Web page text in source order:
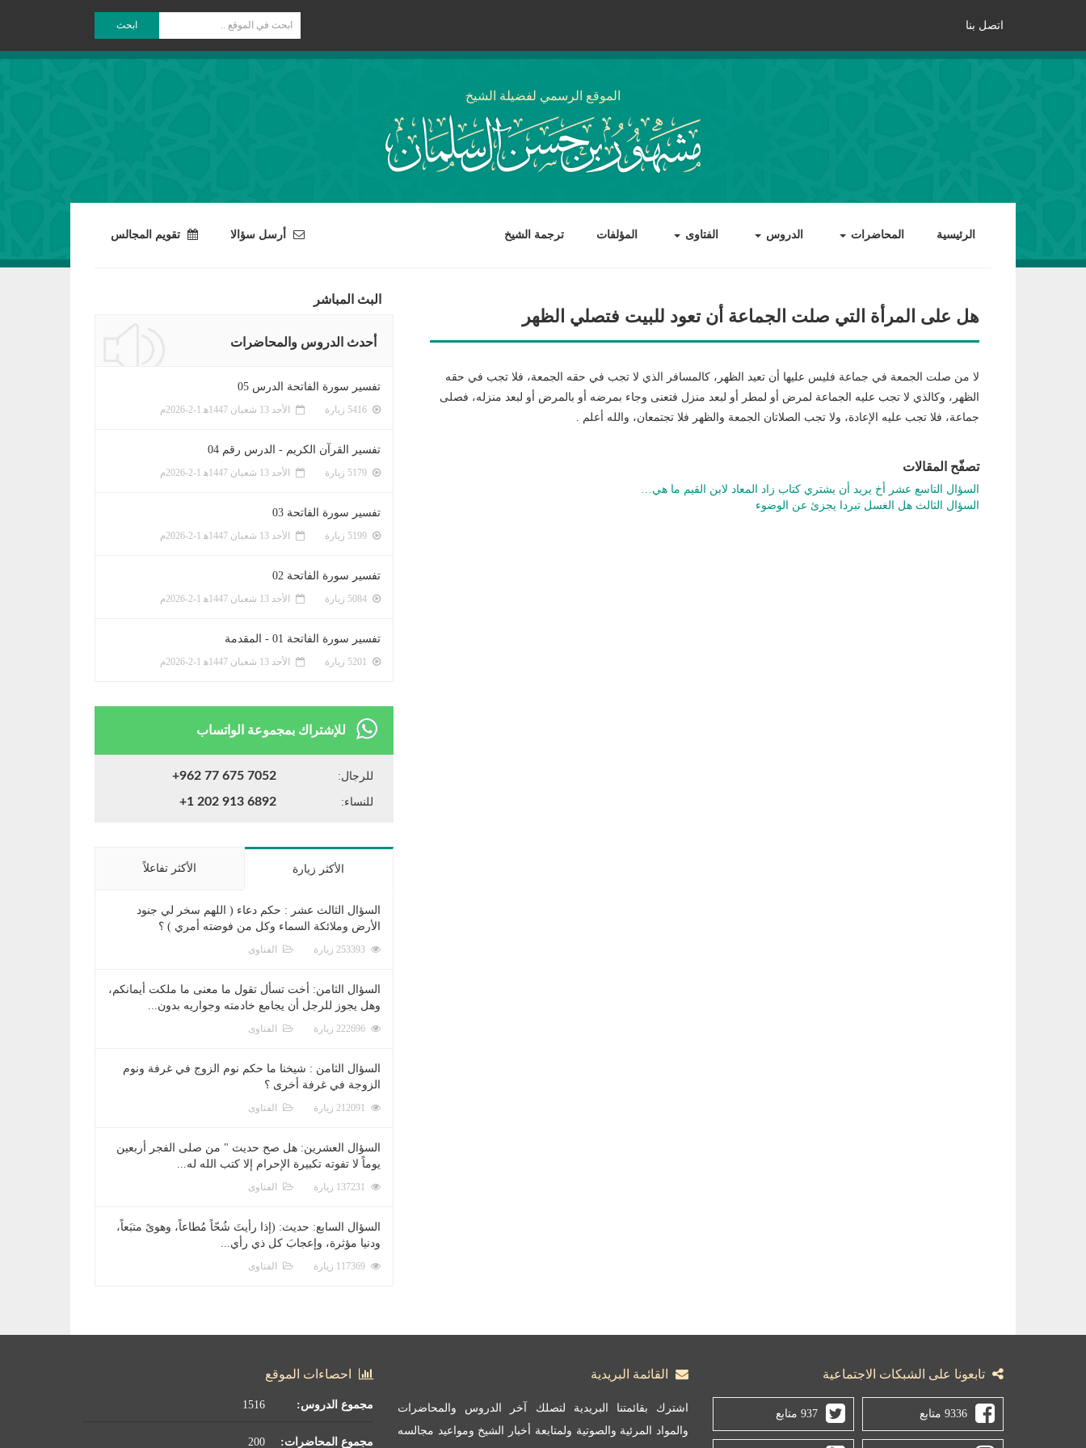
اتصل بنا ابحث
الموقع الرسمي لفضيلة الشيخ
الرئيسية المحاضرات الدروس الفتاوى المؤلفات ترجمة الشيخ أرسل سؤالا تقويم المجالس
هل على المرأة التي صلت الجماعة أن تعود للبيت فتصلي الظهر
لا من صلت الجمعة في جماعة فليس عليها أن تعيد الظهر، كالمسافر الذي لا تجب في حقه الجمعة، فلا تجب في حقه
الظهر، وكالذي لا تجب عليه الجماعة لمرض أو لمطر أو لبعد منزل فتعنى وجاء بمرضه أو بالمرض أو لبعد منزله، فصلى
جماعة، فلا تجب عليه الإعادة، ولا تجب الصلاتان الجمعة والظهر فلا تجتمعان، والله أعلم .
تصفّح المقالات
السؤال التاسع عشر أخ يريد أن يشتري كتاب زاد المعاد لابن القيم ما هي…
السؤال الثالث هل الغسل تبردا يجزئ عن الوضوء
البث المباشر
أحدث الدروس والمحاضرات
تفسير سورة الفاتحة الدرس 05
الأحد 13 شعبان 1447ﻫ 1-2-2026م
تفسير القرآن الكريم - الدرس رقم 04
الأحد 13 شعبان 1447ﻫ 1-2-2026م
تفسير سورة الفاتحة 03
الأحد 13 شعبان 1447ﻫ 1-2-2026م
تفسير سورة الفاتحة 02
الأحد 13 شعبان 1447ﻫ 1-2-2026م
تفسير سورة الفاتحة 01 - المقدمة
الأحد 13 شعبان 1447ﻫ 1-2-2026م
للإشتراك بمجموعة الواتساب
للرجال: +962 77 675 7052
للنساء: +1 202 913 6892
الأكثر زيارة الأكثر تفاعلاً
السؤال الثالث عشر : حكم دعاء ( اللهم سخر لي جنود
الأرض وملائكة السماء وكل من فوضته أمري ) ؟
الفتاوى
السؤال الثامن: أخت تسأل تقول ما معنى ما ملكت أيمانكم،
وهل يجوز للرجل أن يجامع خادمته وجواريه بدون...
الفتاوى
السؤال الثامن : شيخنا ما حكم نوم الزوج في غرفة ونوم
الزوجة في غرفة أخرى ؟
الفتاوى
السؤال العشرين: هل صح حديث " من صلى الفجر أربعين
يوماً لا تفوته تكبيرة الإحرام إلا كتب الله له...
الفتاوى
السؤال السابع: حديث: (إذا رأيتَ شُحّاً مُطاعاً، وهوىً متبَعاً،
ودنيا مؤثرة، وإعجابَ كل ذي رأي...
الفتاوى
تابعونا على الشبكات الاجتماعية
9336 متابع 937 متابع
القائمة البريدية
اشترك بقائمتنا البريدية لتصلك آخر الدروس والمحاضرات
والمواد المرئية والصوتية ولمتابعة أخبار الشيخ ومواعيد مجالسه
احصاءات الموقع
مجموع الدروس:
مجموع المحاضرات: